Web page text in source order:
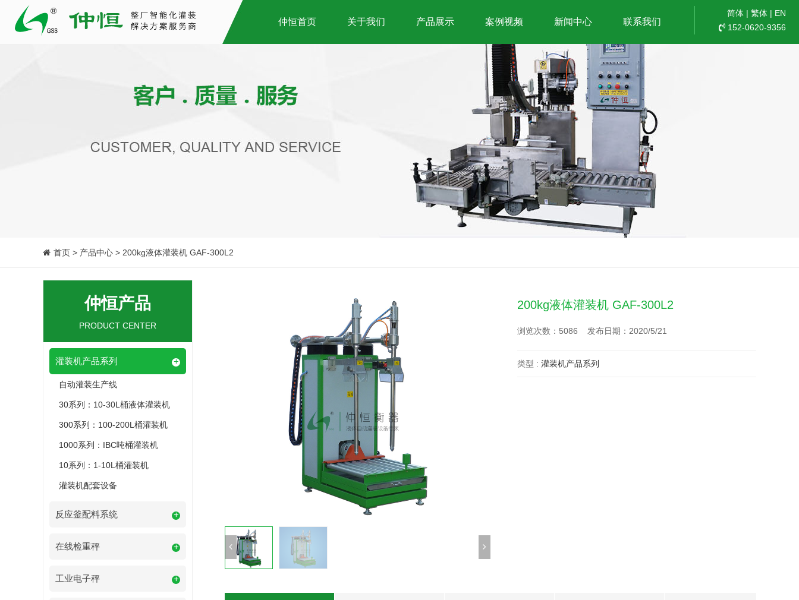
仲恒首页 关于我们 产品展示 案例视频 新闻中心 联系我们
简体 | 繁体 | EN
152-0620-9356
首页 > 产品中心 > 200kg液体灌装机 GAF-300L2
仲恒产品
PRODUCT CENTER
灌装机产品系列 +
自动灌装生产线
30系列：10-30L桶液体灌装机
300系列：100-200L桶灌装机
1000系列：IBC吨桶灌装机
10系列：1-10L桶灌装机
灌装机配套设备
反应釜配料系统 +
在线检重秤 +
工业电子秤 +
200kg液体灌装机 GAF-300L2
浏览次数：5086 发布日期：2020/5/21
类型 : 灌装机产品系列